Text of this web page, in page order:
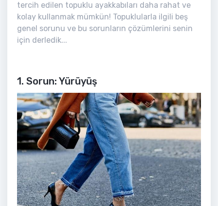
tercih edilen topuklu ayakkabıları daha rahat ve
kolay kullanmak mümkün! Topuklularla ilgili beş
genel sorunu ve bu sorunların çözümlerini senin
için derledik...
1. Sorun: Yürüyüş